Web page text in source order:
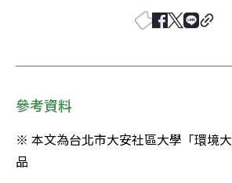
參考資料
※ 本文為台北市大安社區大學「環境
品